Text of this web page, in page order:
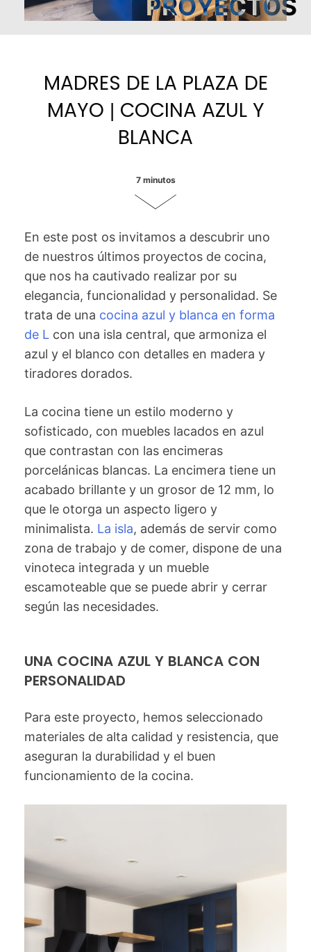
PROYECTOS
MADRES DE LA PLAZA DE
MAYO | COCINA AZUL Y
BLANCA
7 minutos
En este post os invitamos a descubrir uno
de nuestros últimos proyectos de cocina,
que nos ha cautivado realizar por su
elegancia, funcionalidad y personalidad. Se
trata de una cocina azul y blanca en forma
de L con una isla central, que armoniza el
azul y el blanco con detalles en madera y
tiradores dorados.
La cocina tiene un estilo moderno y
sofisticado, con muebles lacados en azul
que contrastan con las encimeras
porcelánicas blancas. La encimera tiene un
acabado brillante y un grosor de 12 mm, lo
que le otorga un aspecto ligero y
minimalista. La isla, además de servir como
zona de trabajo y de comer, dispone de una
vinoteca integrada y un mueble
escamoteable que se puede abrir y cerrar
según las necesidades.
UNA COCINA AZUL Y BLANCA CON
PERSONALIDAD
Para este proyecto, hemos seleccionado
materiales de alta calidad y resistencia, que
aseguran la durabilidad y el buen
funcionamiento de la cocina.